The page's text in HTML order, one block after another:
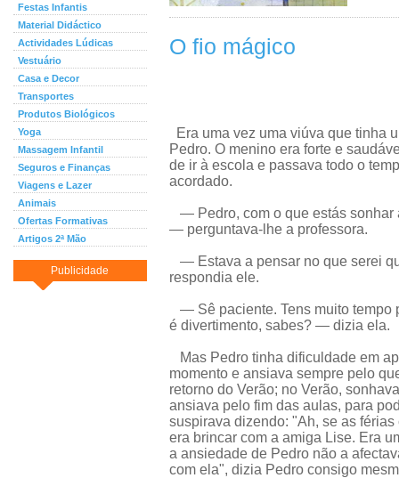
Festas Infantis
Material Didáctico
Actividades Lúdicas
Vestuário
Casa e Decor
Transportes
Produtos Biológicos
Yoga
Massagem Infantil
Seguros e Finanças
Viagens e Lazer
Animais
Ofertas Formativas
Artigos 2ª Mão
Publicidade
O fio mágico
Era uma vez uma viúva que tinha
Pedro. O menino era forte e
de ir à escola e passava todo o
acordado.
— Pedro, com o que estás sonhar
— perguntava-lhe a professora.
— Estava a pensar no que serei
respondia ele.
— Sê paciente. Tens muito tempo
é divertimento, sabes? — dizia ela.
Mas Pedro tinha dificuldade em
momento e ansiava sempre pelo
retorno do Verão; no Verão,
ansiava pelo fim das aulas, para
suspirava dizendo: "Ah, se as
era brincar com a amiga Lise. Era
a ansiedade de Pedro não a
com ela", dizia Pedro consigo